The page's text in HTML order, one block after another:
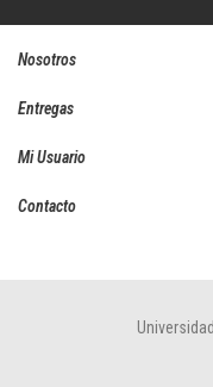
Nosotros
Entregas
Mi Usuario
Contacto